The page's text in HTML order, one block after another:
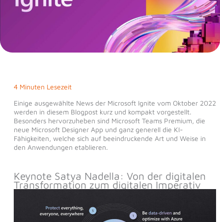
4 Minuten Lesezeit
Einige ausgewählte News der Microsoft Ignite vom Oktober 2022
werden in diesem Blogpost kurz und kompakt vorgestellt.
Besonders hervorzuheben sind Microsoft Teams Premium, die
neue Microsoft Designer App und ganz generell die KI-
Fähigkeiten, welche sich auf beeindruckende Art und Weise in
den Anwendungen etablieren.
Keynote Satya Nadella: Von der digitalen
Transformation zum digitalen Imperativ